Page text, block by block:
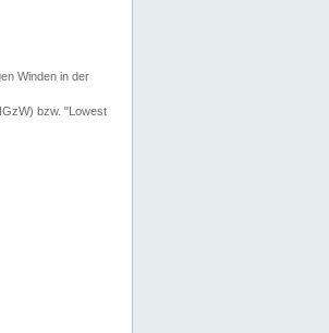
Winden in der
bzw. "Lowest